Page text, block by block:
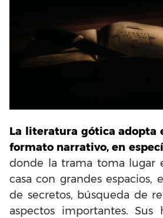
La literatura gótica adopta
formato narrativo, en
donde la trama toma lugar
casa con grandes espacios,
de secretos, búsqueda de
aspectos importantes. Sus